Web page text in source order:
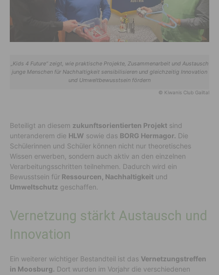
„Kids 4 Future“ zeigt, wie praktische Projekte, Zusammenarbeit und Austausch
junge Menschen für Nachhaltigkeit sensibilisieren und gleichzeitig Innovation
und Umweltbewusstsein fördern
© Kiwanis Club Gailtal
Beteiligt an diesem zukunftsorientierten Projekt sind
unteranderem die HLW sowie das BORG Hermagor. Die
Schülerinnen und Schüler können nicht nur theoretisches
Wissen erwerben, sondern auch aktiv an den einzelnen
Verarbeitungsschritten teilnehmen. Dadurch wird ein
Bewusstsein für Ressourcen, Nachhaltigkeit und
Umweltschutz geschaffen.
Vernetzung stärkt Austausch und
Innovation
Ein weiterer wichtiger Bestandteil ist das Vernetzungstreffen
in Moosburg. Dort wurden im Vorjahr die verschiedenen